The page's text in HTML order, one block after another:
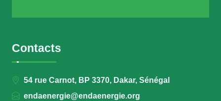
Contacts
54 rue Carnot, BP 3370, Dakar, Sénégal
endaenergie@endaenergie.org